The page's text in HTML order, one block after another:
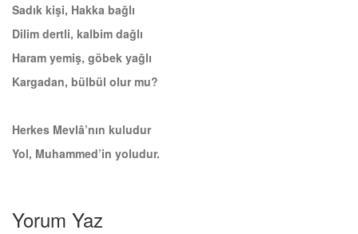
Sadık kişi, Hakka bağlı
Dilim dertli, kalbim dağlı
Haram yemiş, göbek yağlı
Kargadan, bülbül olur mu?
Herkes Mevlâ’nın kuludur
Yol, Muhammed’in yoludur.
Yorum Yaz